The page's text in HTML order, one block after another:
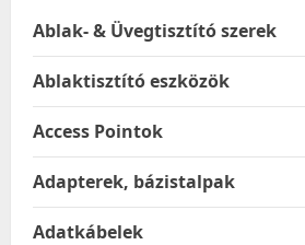
Ablak- & Üvegtisztító szerek
Ablaktisztító eszközök
Access Pointok
Adapterek, bázistalpak
Adatkábelek